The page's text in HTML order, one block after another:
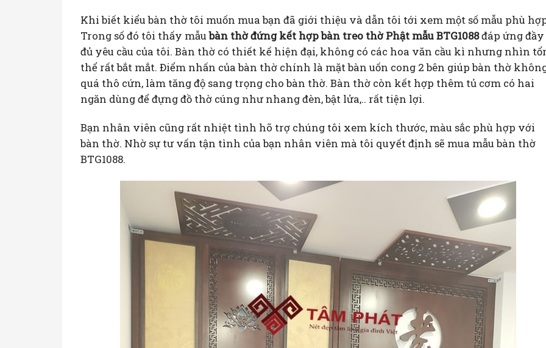
Khi biết kiểu bàn thờ tôi muốn mua bạn đã giới thiệu và dẫn tôi tới xem một số mẫu phù
Trong số đó tôi thấy mẫubàn thờ đứng kết hợp bàn treo thờ Phật mẫu BTG1088đáp ứng đầy
đủ yêu cầu của tôi. Bàn thờ có thiết kế hiện đại, không có các hoa văn cầu kì nhưng nhìn
thể rất bắt mắt. Điểm nhấn của bàn thờ chính là mặt bàn uốn cong 2 bên giúp bàn thờ
quá thô cứn, làm tăng độ sang trọng cho bàn thờ. Bàn thờ còn kết hợp thêm tủ cơm có hai
ngăn dùng để đựng đồ thờ cúng như nhang đèn, bật lửa,.. rất tiện lợi.
Bạn nhân viên cũng rất nhiệt tình hõ trợ chúng tôi xem kích thước, màu sắc phù hợp với
bàn thờ. Nhờ sự tư vấn tận tình của bạn nhân viên mà tôi quyết định sẽ mua mẫu bàn thờ
BTG1088.